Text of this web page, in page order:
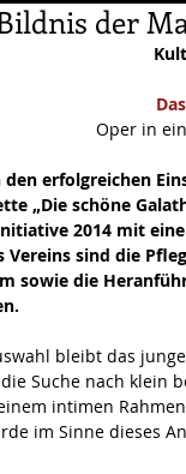
der
Oper in
den erfolgreichen
„Die schöne
2014 mit
Vereins sind die
sowie die
bleibt das
Suche nach klein
intimen
im Sinne dieses